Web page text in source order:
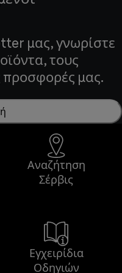
μας, γνωρίστε
τους
προσφορές μας.
Αναζήτηση
Σέρβις
Εγχειρίδια
Οδηγιών